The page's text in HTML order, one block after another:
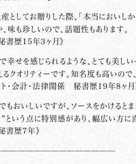
としてお贈りした際、「本当においし
味も珍しいので、話題性もあります。
書歴15年3ヶ月》
幸せを感じられるような、とても美し
クオリティーです。知名度も高いので
ト・会計・法律関係 秘書歴19年8ヶ月
もおいしいですが、ソースをかけると
という点に特別感があり、幅広い方に
書歴7年》